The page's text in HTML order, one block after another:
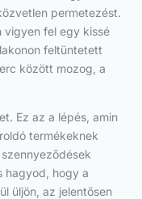
permetezést.
vigyen fel egy kissé
feltüntetett
között mozog, a
Ez az a lépés, amin
termékeknek
hagyod, hogy a
üljön, az jelentősen